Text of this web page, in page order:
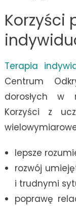
Korzyści
Terapia
Centrum
dorosłych w
Korzyści z
lepsze
rozwój
i trudnymi
poprawę